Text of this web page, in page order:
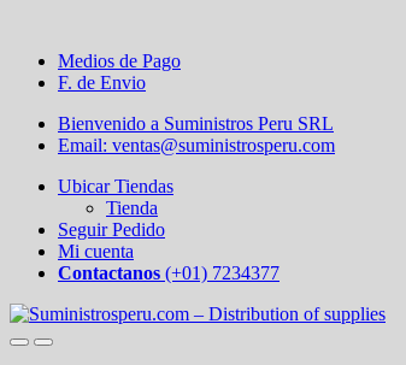
Medios de Pago
F. de Envio
Bienvenido a Suministros Peru SRL
Email: ventas@suministrosperu.com
Ubicar Tiendas
Tienda
Seguir Pedido
Mi cuenta
Contactanos (+01) 7234377